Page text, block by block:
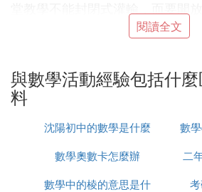
個學生在學習過程中都有一定的
種不同意見以充分表達的機會，
2. 如何幫助小學生積累基
本活動經驗」日益成為數學教育
們對其內涵、組成、教育意義等
閱讀全文
與數學活動經驗包括什
料
沈陽初中的數學是什麼
版本的
數
數學奧數卡怎麼辦
二
數學中的棱的意思是什